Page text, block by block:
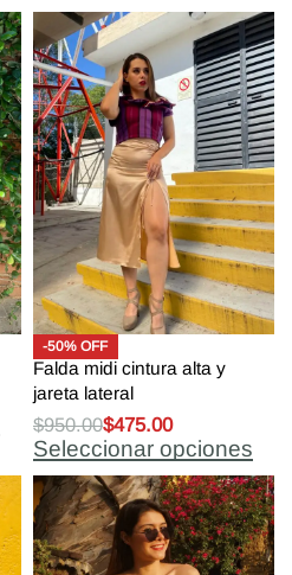
-50% OFF
Falda midi cintura alta y
jareta lateral
$950.00$475.00
Seleccionar opciones